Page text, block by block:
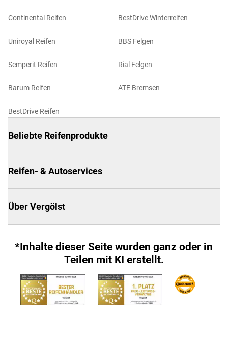
Continental Reifen
Uniroyal Reifen
Semperit Reifen
Barum Reifen
BestDrive Reifen
BestDrive Winterreifen
BBS Felgen
Rial Felgen
ATE Bremsen
Beliebte Reifenprodukte
Reifen- & Autoservices
Über Vergölst
*Inhalte dieser Seite wurden ganz oder in
Teilen mit KI erstellt.